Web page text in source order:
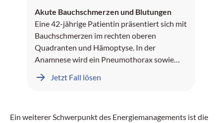
Akute Bauchschmerzen und Blutungen
Eine 42-jährige Patientin präsentiert sich mit
Bauchschmerzen im rechten oberen
Quadranten und Hämoptyse. In der
Anamnese wird ein Pneumothorax sowie
Jetzt Fall lösen
Ein weiterer Schwerpunkt des Energiemanagements ist die